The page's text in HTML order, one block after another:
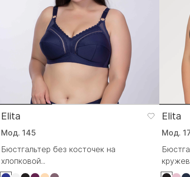
Elita
Мод. 145
Бюстгальтер без косточек на
хлопковой...
Elita
Мод.